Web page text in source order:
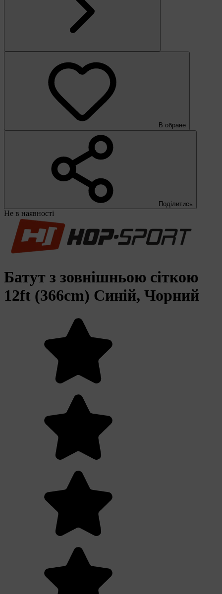
В обране
Поділитись
Не в наявності
Батут з зовнішньою сіткою
12ft (366cm) Синій, Чорний